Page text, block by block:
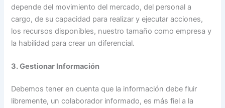
depende del movimiento del mercado, del personal a
cargo, de su capacidad para realizar y ejecutar acciones,
los recursos disponibles, nuestro tamaño como empresa y
la habilidad para crear un diferencial.
3. Gestionar Información
Debemos tener en cuenta que la información debe fluir
libremente, un colaborador informado, es más fiel a la